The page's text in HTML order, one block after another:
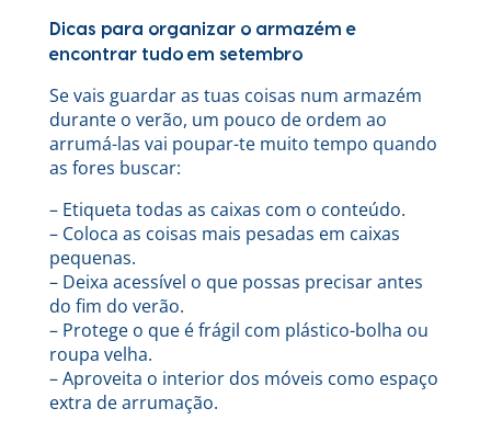
Dicas para organizar o armazém e
encontrar tudo em setembro
Se vais guardar as tuas coisas num armazém
durante o verão, um pouco de ordem ao
arrumá-las vai poupar-te muito tempo quando
as fores buscar:
– Etiqueta todas as caixas com o conteúdo.
– Coloca as coisas mais pesadas em caixas
pequenas.
– Deixa acessível o que possas precisar antes
do fim do verão.
– Protege o que é frágil com plástico-bolha ou
roupa velha.
– Aproveita o interior dos móveis como espaço
extra de arrumação.